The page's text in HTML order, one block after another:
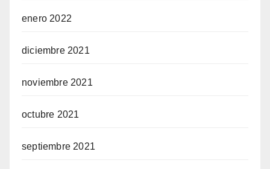
enero 2022
diciembre 2021
noviembre 2021
octubre 2021
septiembre 2021